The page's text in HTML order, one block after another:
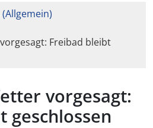
Freibad bleibt
vorgesagt:
geschlossen